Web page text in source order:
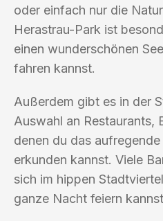
oder einfach nur die
Herastrau-Park ist
einen wunderschönen
fahren kannst.
Außerdem gibt es in der
Auswahl an Restaurants,
denen du das
erkunden kannst. Viele
sich im hippen
ganze Nacht feiern